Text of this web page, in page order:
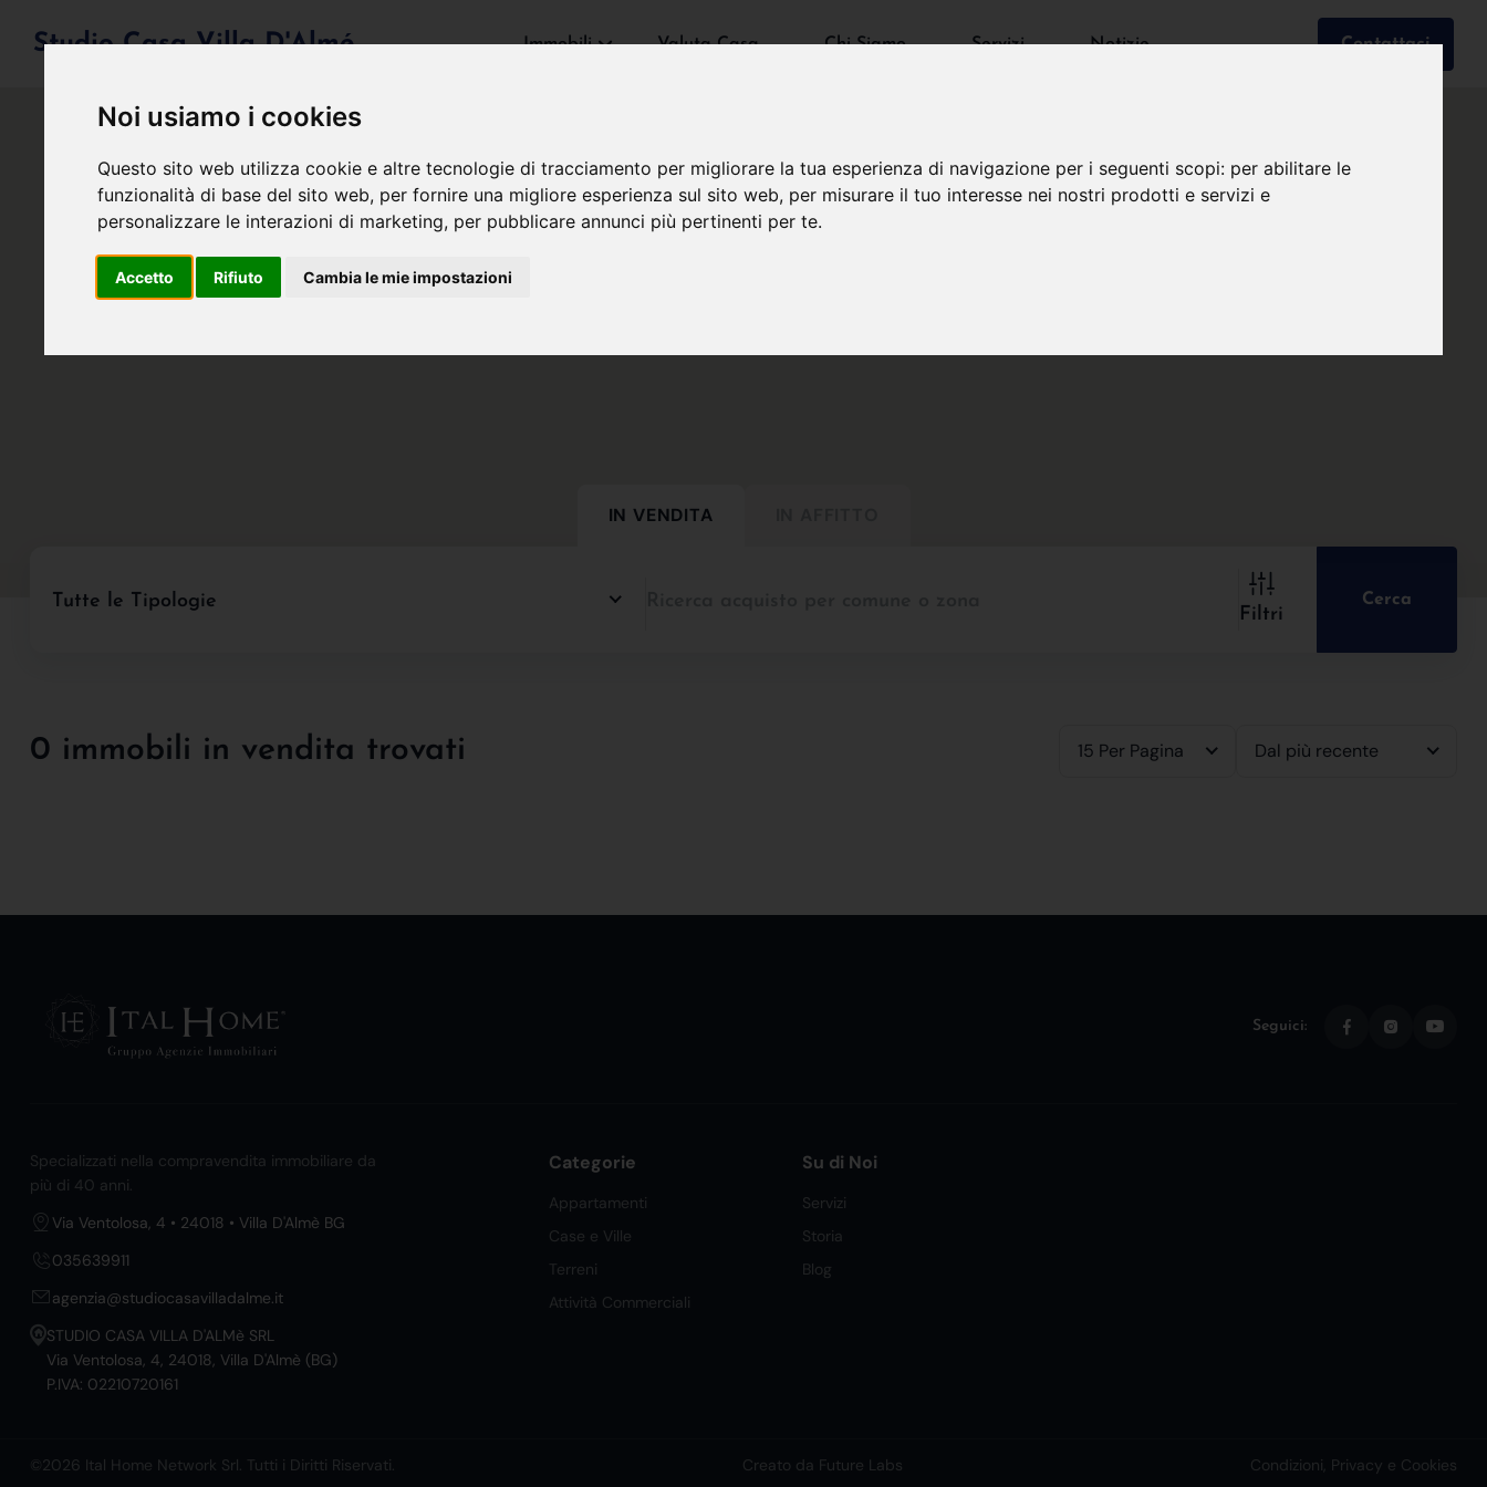
Noi usiamo i cookies
Questo sito web utilizza cookie e altre tecnologie di tracciamento per migliorare la tua esperienza di navigazione per i seguenti scopi: per abilitare le
funzionalità di base del sito web, per fornire una migliore esperienza sul sito web, per misurare il tuo interesse nei nostri prodotti e servizi e
personalizzare le interazioni di marketing, per pubblicare annunci più pertinenti per te.
Accetto Rifiuto Cambia le mie impostazioni
Studio Casa Villa D'Almé Immobili Valuta Casa Chi Siamo Servizi Notizie Contattaci
IN VENDITA
Tutte le Tipologie
Filtri
Cerca
0 immobili in vendita trovati 15 Per Pagina Dal più recente
Seguici:
Specializzati nella compravendita immobiliare da
più di 40 anni.
Via Ventolosa, 4 • 24018 • Villa D'Almè BG
035639911
agenzia@studiocasavilladalme.it
STUDIO CASA VILLA D'ALMè SRL
Via Ventolosa, 4, 24018, Villa D'Almè (BG)
P.IVA: 02210720161
Categorie
Appartamenti
Case e Ville
Terreni
Attività Commerciali
Su di Noi
Servizi
Storia
Blog
©2026 Ital Home Network Srl. Tutti i Diritti Riservati. Creato da Future Labs Condizioni, Privacy e Cookies